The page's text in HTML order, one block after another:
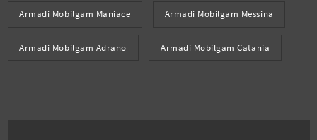
Armadi Mobilgam Maniace Armadi Mobilgam Messina
Armadi Mobilgam Adrano Armadi Mobilgam Catania